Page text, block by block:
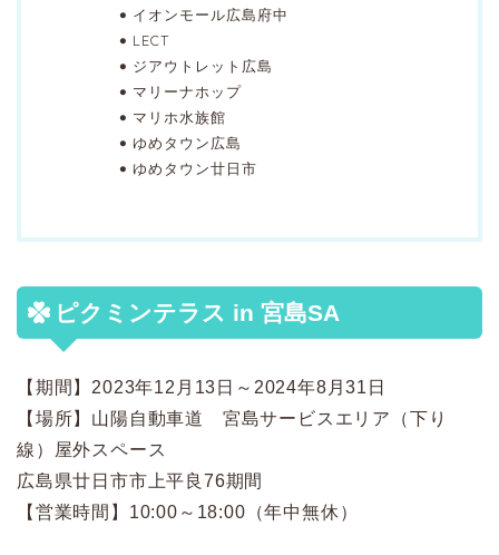
イオンモール広島府中
LECT
ジアウトレット広島
マリーナホップ
マリホ水族館
ゆめタウン広島
ゆめタウン廿日市
ピクミンテラス in 宮島SA
【期間】 2023年12月13日～2024年8月31日
【場所】山陽自動車道 宮島サービスエリア（下り
線）屋外スペース
広島県廿日市市上平良76期間
【営業時間】10:00～18:00（年中無休）